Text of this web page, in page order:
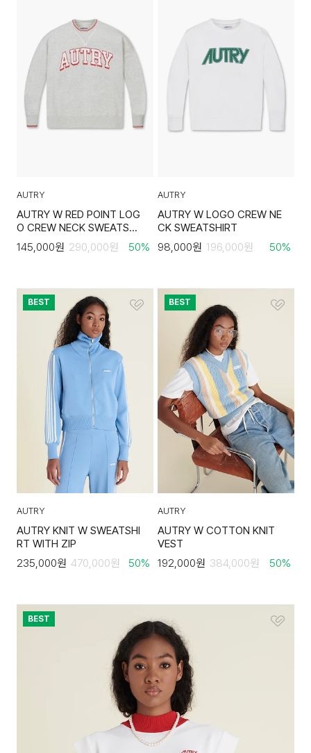
AUTRY
AUTRY W RED POINT LOG
O CREW NECK SWEATSHI
RT
145,000원 290,000원 50%
AUTRY
AUTRY W LOGO CREW NE
CK SWEATSHIRT
98,000원 196,000원 50%
BEST
AUTRY
AUTRY KNIT W SWEATSHI
RT WITH ZIP
235,000원 470,000원 50%
BEST
AUTRY
AUTRY W COTTON KNIT
VEST
192,000원 384,000원 50%
BEST